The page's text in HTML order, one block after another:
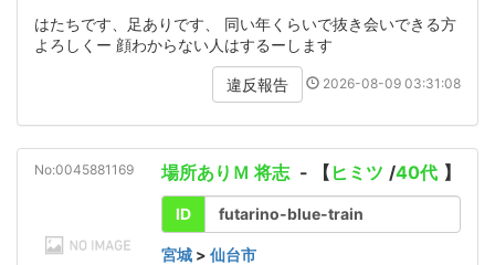
はたちです、足ありです、 同い年くらいで抜き会いできる方
よろしくー 顔わからない人はするーします
違反報告 2026-08-09 03:31:08
No:0045881169 場所ありＭ 将志 - 【 ヒミツ /40代 】
ID futarino-blue-train
宮城 > 仙台市